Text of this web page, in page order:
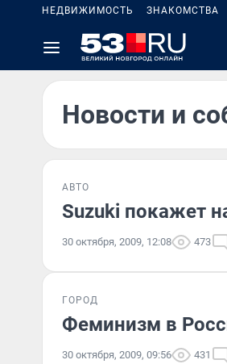
НЕДВИЖИМОСТЬ ЗНАКОМСТВА
Новости и
АВТО
Suzuki покажет
30 октября, 2009, 12:08 473
ГОРОД
Феминизм в
30 октября, 2009, 09:56 431